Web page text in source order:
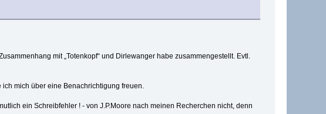
mit „Totenkopf“ und Dirlewanger habe zusammengestellt. Evtl.
mich über eine Benachrichtigung freuen.
ein Schreibfehler ! - von J.P.Moore nach meinen Recherchen nicht, denn